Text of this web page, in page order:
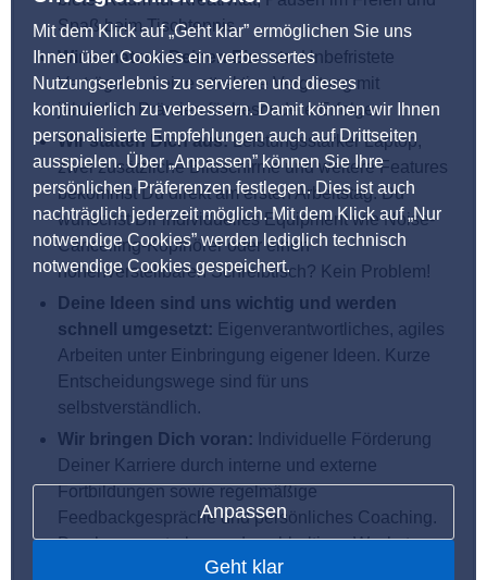
Mit dem Klick auf „Geht klar” ermöglichen Sie uns
Ihnen über Cookies ein verbessertes
Nutzungserlebnis zu servieren und dieses
kontinuierlich zu verbessern. Damit können wir Ihnen
personalisierte Empfehlungen auch auf Drittseiten
ausspielen. Über „Anpassen” können Sie Ihre
persönlichen Präferenzen festlegen. Dies ist auch
nachträglich jederzeit möglich. Mit dem Klick auf „Nur
notwendige Cookies” werden lediglich technisch
notwendige Cookies gespeichert.
Anpassen
Geht klar
Spaß beim Tischtennis.
Wir schätzen Deinen Einsatz: Unbefristete
Verträge und eine attraktive Vergütung mit
jährlichen Prämien für besondere Erfolge.
Wir statten Dich aus:Leistungsstarker Laptop,
zwei zusätzliche Bildschirme und weitere Features
bekommst Du direkt am ersten Arbeitstag. Du
wünschst Dir individuelles Equipment wie Noise-
Cancelling-Kopfhörer oder einen
höhenverstellbaren Schreibtisch? Kein Problem!
Deine Ideen sind uns wichtig und werden
schnell umgesetzt: Eigenverantwortliches, agiles
Arbeiten unter Einbringung eigener Ideen. Kurze
Entscheidungswege sind für uns
selbstverständlich.
Wir bringen Dich voran: Individuelle Förderung
Deiner Karriere durch interne und externe
Fortbildungen sowie regelmäßige
Feedbackgespräche und persönliches Coaching.
Durch unser starkes und nachhaltiges Wachstum
bieten wir Perspektiven in der Fach- und